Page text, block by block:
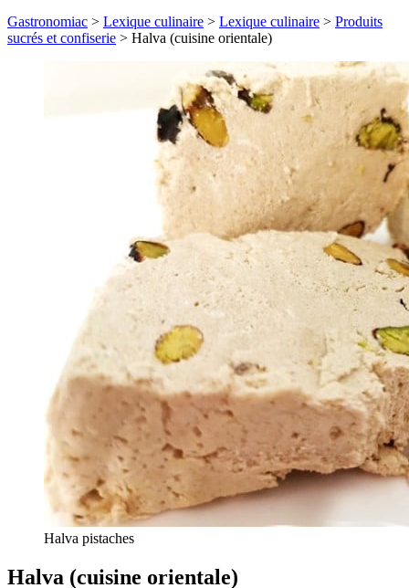
Gastronomiac > Lexique culinaire > Lexique culinaire > Produits
sucrés et confiserie > Halva (cuisine orientale)
Halva pistaches
Halva (cuisine orientale)